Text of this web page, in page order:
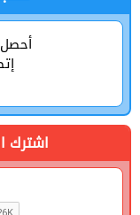
أحصل
اشترك